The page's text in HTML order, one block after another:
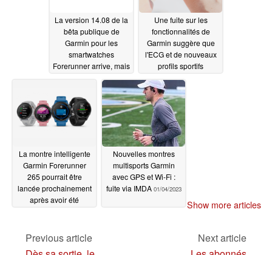
La version 14.08 de la
bêta publique de
Garmin pour les
smartwatches
Forerunner arrive, mais
01/19/2023
Une fuite sur les
fonctionnalités de
Garmin suggère que
l'ECG et de nouveaux
profils sportifs
route01/17/2023
La montre intelligente
Garmin Forerunner
265 pourrait être
lancée prochainement
après avoir été
Nouvelles montres
multisports Garmin
avec GPS et Wi-Fi :
fuite via IMDA 01/04/2023
Show more articles
Previous article
Next article